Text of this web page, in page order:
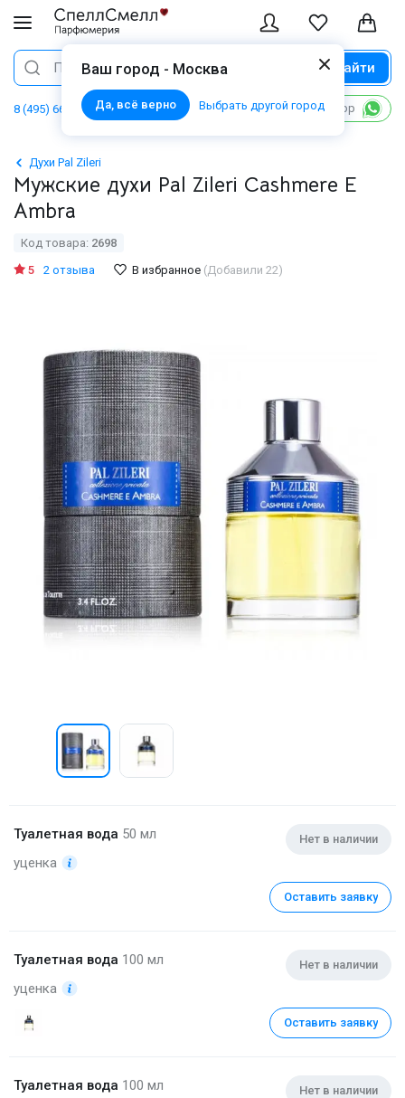
Ваш город - Москва
Да, всё верно Выбрать другой город
Поиск Найти
8 (495) 668 06 02 Написать в WhatsApp
Духи Pal Zileri
Мужские духи Pal Zileri Cashmere E
Ambra
Код товара: 2698
5
2 отзыва В избранное (Добавили 22)
Туалетная вода 50 мл
уценка
Нет в наличии
Оставить заявку
Туалетная вода 100 мл
уценка
Нет в наличии
Оставить заявку
Туалетная вода 100 мл Нет в наличии